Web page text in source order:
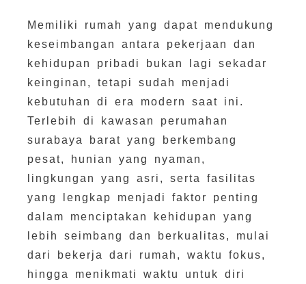
Memiliki rumah yang dapat mendukung
keseimbangan antara pekerjaan dan
kehidupan pribadi bukan lagi sekadar
keinginan, tetapi sudah menjadi
kebutuhan di era modern saat ini.
Terlebih di kawasan perumahan
surabaya barat yang berkembang
pesat, hunian yang nyaman,
lingkungan yang asri, serta fasilitas
yang lengkap menjadi faktor penting
dalam menciptakan kehidupan yang
lebih seimbang dan berkualitas, mulai
dari bekerja dari rumah, waktu fokus,
hingga menikmati waktu untuk diri